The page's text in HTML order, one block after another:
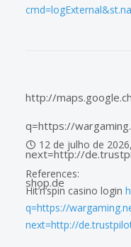
http://
q=https://
next=http://
shop.de
12 de julho de
References:
Hit’n’spin casino login
q=https://
next=http://